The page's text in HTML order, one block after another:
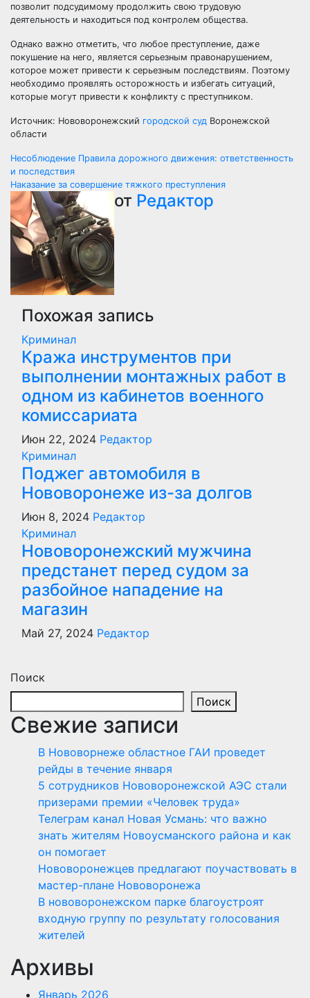
позволит подсудимому продолжить свою трудовую
деятельность и находиться под контролем общества.
Однако важно отметить, что любое преступление, даже
покушение на него, является серьезным правонарушением,
которое может привести к серьезным последствиям. Поэтому
необходимо проявлять осторожность и избегать ситуаций,
которые могут привести к конфликту с преступником.
Источник: Нововоронежский городской суд Воронежской
области
Навигация
по
записям
Несоблюдение Правила дорожного движения: ответственность
и последствия
Наказание за совершение тяжкого преступления
от Редактор
Похожая запись
Криминал
Кража инструментов при
выполнении монтажных работ в
одном из кабинетов военного
комиссариата
Июн 22, 2024 Редактор
Криминал
Поджег автомобиля в
Нововоронеже из-за долгов
Июн 8, 2024 Редактор
Криминал
Нововоронежский мужчина
предстанет перед судом за
разбойное нападение на
магазин
Май 27, 2024 Редактор
Поиск
Поиск
Свежие записи
В Нововорнеже областное ГАИ проведет
рейды в течение января
5 сотрудников Нововоронежской АЭС стали
призерами премии «Человек труда»
Телеграм канал Новая Усмань: что важно
знать жителям Новоусманского района и как
он помогает
Нововоронежцев предлагают поучаствовать в
мастер-плане Нововоронежа
В нововоронежском парке благоустроят
входную группу по результату голосования
жителей
Архивы
Январь 2026